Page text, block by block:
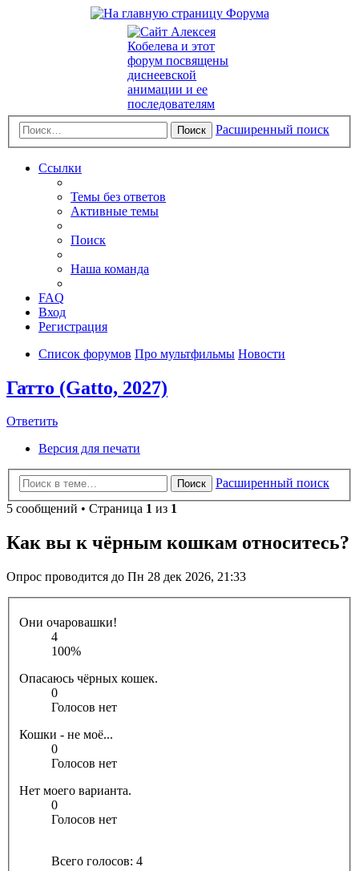
Поиск Расширенный поиск
Ссылки
Темы без ответов
Активные темы
Поиск
Наша команда
FAQ
Вход
Регистрация
Список форумов Про мультфильмы Новости
Гатто (Gatto, 2027)
Ответить
Версия для печати
Поиск
Расширенный поиск
5 сообщений • Страница 1 из 1
Как вы к чёрным кошкам относитесь?
Опрос проводится до Пн 28 дек 2026, 21:33
Они очаровашки!
4
100%
Опасаюсь чёрных кошек.
0
Голосов нет
Кошки - не моё...
0
Голосов нет
Нет моего варианта.
0
Голосов нет
Всего голосов: 4